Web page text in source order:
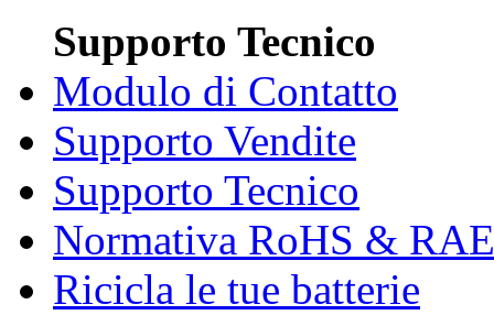
Supporto Tecnico
Modulo di Contatto
Supporto Vendite
Supporto Tecnico
Normativa RoHS &
Ricicla le tue batterie